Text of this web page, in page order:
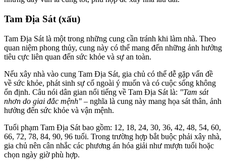
Tam Địa Sát (xấu)
Tam Địa Sát là một trong những cung cần tránh khi làm nhà. Theo
quan niệm phong thủy, cung này có thể mang đến những ảnh hưởng
tiêu cực liên quan đến sức khỏe và sự an toàn.
Nếu xây nhà vào cung Tam Địa Sát, gia chủ có thể dễ gặp vấn đề
về sức khỏe, phát sinh sự cố ngoài ý muốn và có cuộc sống không
ổn định. Câu nói dân gian nổi tiếng về Tam Địa Sát là: "Tam sát
nhơn do giai đắc mệnh" – nghĩa là cung này mang họa sát thân, ảnh
hưởng đến sức khỏe và vận mệnh.
Tuổi phạm Tam Địa Sát bao gồm: 12, 18, 24, 30, 36, 42, 48, 54, 60,
66, 72, 78, 84, 90, 96 tuổi. Trong trường hợp bắt buộc phải xây nhà,
gia chủ nên cân nhắc các phương án hóa giải như mượn tuổi hoặc
chọn ngày giờ phù hợp.